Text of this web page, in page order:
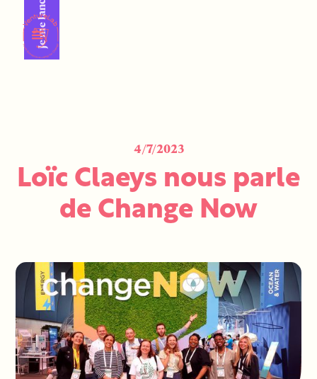
Je me lance !
4/7/2023
Loïc Claeys nous parle
de Change Now